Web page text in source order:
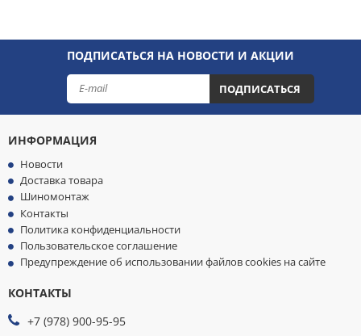
ПОДПИСАТЬСЯ НА НОВОСТИ И АКЦИИ
ПОДПИСАТЬСЯ
ИНФОРМАЦИЯ
Новости
Доставка товара
Шиномонтаж
Контакты
Политика конфиденциальности
Пользовательское соглашение
Предупреждение об использовании файлов cookies на сайте
КОНТАКТЫ
+7 (978) 900-95-95